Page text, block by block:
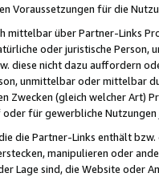
Voraussetzungen für die
mittelbar über Partner-Links
oder juristische
diese nicht dazu auffordern
unmittelbar oder mittelbar
Zwecken (gleich welcher Art)
für gewerbliche
die Partner-Links enthält
manipulieren oder
Lage sind, die Website oder